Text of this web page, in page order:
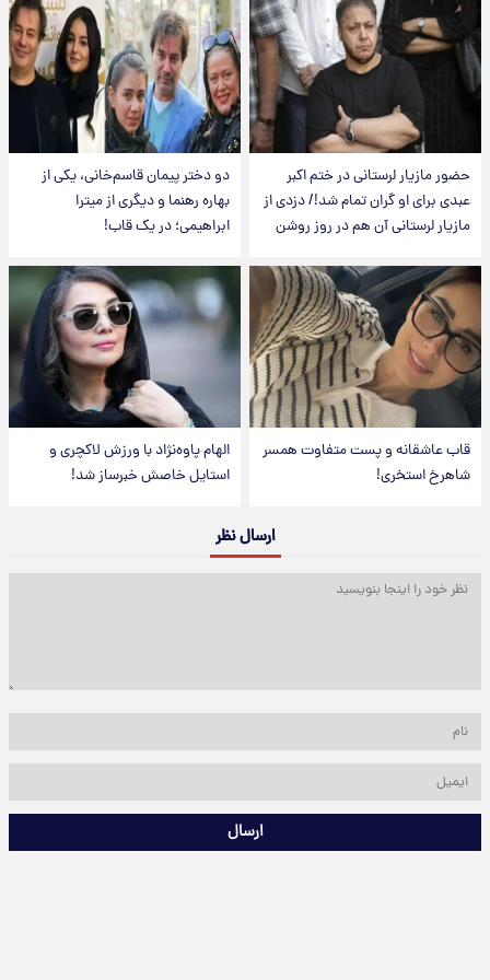
حضور مازیار لرستانی در ختم اکبر
عبدی برای او گران تمام شد!/ دزدی از
مازیار لرستانی آن هم در روز روشن
دو دختر پیمان قاسم‌خانی، یکی از
بهاره رهنما و دیگری از میترا
ابراهیمی؛ در یک قاب!
قاب عاشقانه و پست متفاوت همسر
شاهرخ استخری!
الهام پاوه‌نژاد با ورزش لاکچری و
استایل خاصش خبرساز شد!
ارسال نظر
ارسال